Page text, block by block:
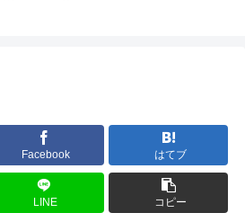
Facebook はてブ
LINE コピー